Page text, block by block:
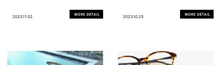
2023.11.02 2023.10.25